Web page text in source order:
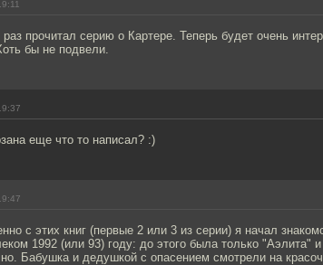
прочитал серию о Картере. Теперь будет очень
бы не подвели.
еще что то написал? :)
с этих книг (первые 2 или 3 из серии) я начал
1992 (или 93) году: до этого была только "Аэлита" и
Бабушка и дедушкой с опасением смотрели на